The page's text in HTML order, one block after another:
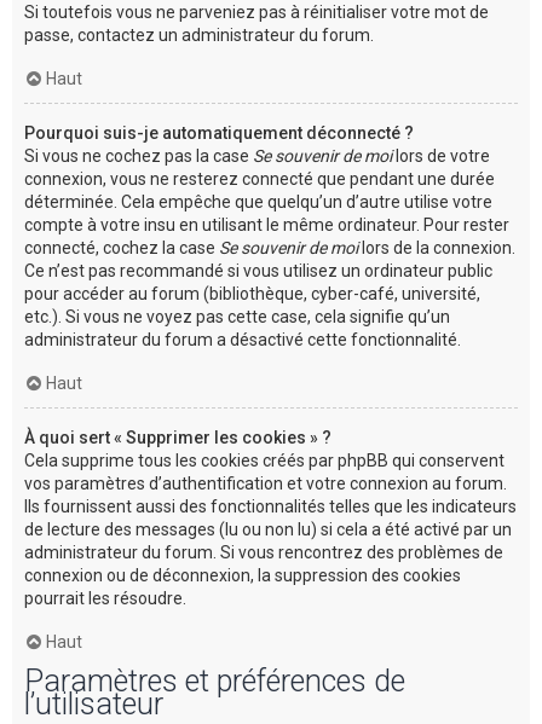
Si toutefois vous ne parveniez pas à réinitialiser votre mot de
passe, contactez un administrateur du forum.
Haut
Pourquoi suis-je automatiquement déconnecté ?
Si vous ne cochez pas la case Se souvenir de moilors de votre
connexion, vous ne resterez connecté que pendant une durée
déterminée. Cela empêche que quelqu’un d’autre utilise votre
compte à votre insu en utilisant le même ordinateur. Pour rester
connecté, cochez la case Se souvenir de moilors de la connexion.
Ce n’est pas recommandé si vous utilisez un ordinateur public
pour accéder au forum (bibliothèque, cyber-café, université,
etc.). Si vous ne voyez pas cette case, cela signifie qu’un
administrateur du forum a désactivé cette fonctionnalité.
Haut
À quoi sert « Supprimer les cookies » ?
Cela supprime tous les cookies créés par phpBB qui conservent
vos paramètres d’authentification et votre connexion au forum.
Ils fournissent aussi des fonctionnalités telles que les indicateurs
de lecture des messages (lu ou non lu) si cela a été activé par un
administrateur du forum. Si vous rencontrez des problèmes de
connexion ou de déconnexion, la suppression des cookies
pourrait les résoudre.
Haut
Paramètres et préférences de
l’utilisateur